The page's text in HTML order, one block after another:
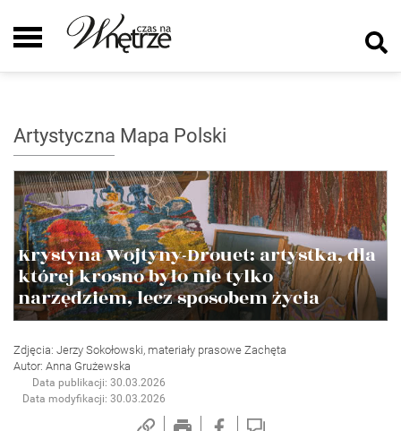
Artystyczna Mapa Polski
Krystyna Wojtyny-Drouet: artystka, dla
której krosno było nie tylko
narzędziem, lecz sposobem życia
Zdjęcia: Jerzy Sokołowski, materiały prasowe Zachęta
Autor: Anna Grużewska
Data publikacji: 30.03.2026
Data modyfikacji: 30.03.2026